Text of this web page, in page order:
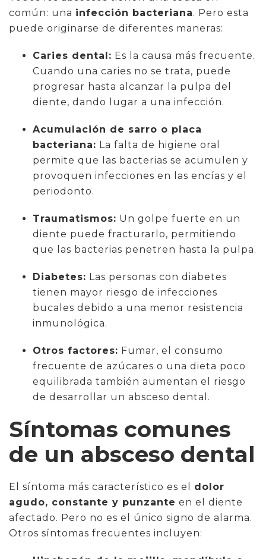
común: una infección bacteriana. Pero esta
puede originarse de diferentes maneras:
Caries dental: Es la causa más frecuente.
Cuando una caries no se trata, puede
progresar hasta alcanzar la pulpa del
diente, dando lugar a una infección.
Acumulación de sarro o placa
bacteriana: La falta de higiene oral
permite que las bacterias se acumulen y
provoquen infecciones en las encías y el
periodonto.
Traumatismos: Un golpe fuerte en un
diente puede fracturarlo, permitiendo
que las bacterias penetren hasta la pulpa.
Diabetes: Las personas con diabetes
tienen mayor riesgo de infecciones
bucales debido a una menor resistencia
inmunológica.
Otros factores: Fumar, el consumo
frecuente de azúcares o una dieta poco
equilibrada también aumentan el riesgo
de desarrollar un absceso dental.
Síntomas comunes
de un absceso dental
El síntoma más característico es el dolor
agudo, constante y punzante en el diente
afectado. Pero no es el único signo de alarma.
Otros síntomas frecuentes incluyen: